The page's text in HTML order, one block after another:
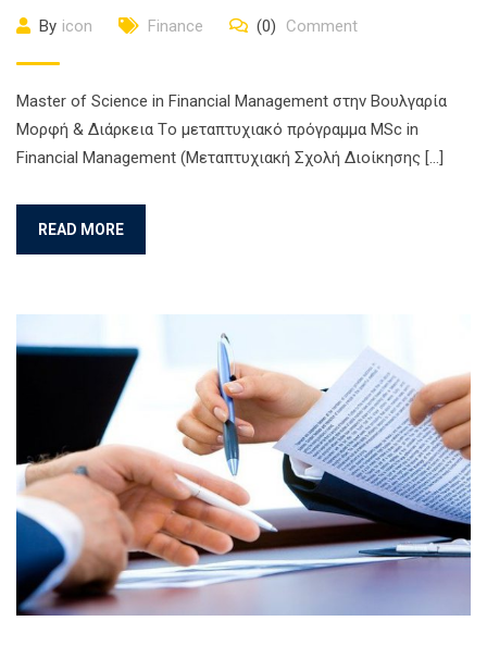
By icon Finance (0) Comment
Master of Science in Financial Management στην Βουλγαρία
Μορφή & Διάρκεια Τo μεταπτυχιακό πρόγραμμα MSc in
Financial Management (Μεταπτυχιακή Σχολή Διοίκησης […]
READ MORE